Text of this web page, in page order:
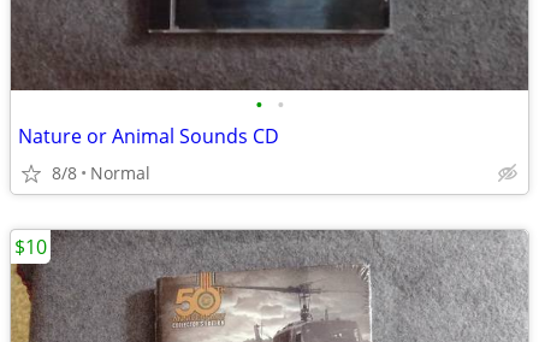
• •
Nature or Animal Sounds CD
8/8 Normal
$10